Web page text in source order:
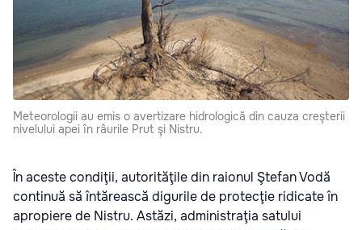
Meteorologii au emis o avertizare hidrologică din cauza creşterii
nivelului apei în râurile Prut şi Nistru.
Înaceste condiţii, autorităţile din raionul Ştefan Vodă
continuă să întărească digurile de protecţie ridicate în
apropiere de Nistru. Astăzi, administraţia satului